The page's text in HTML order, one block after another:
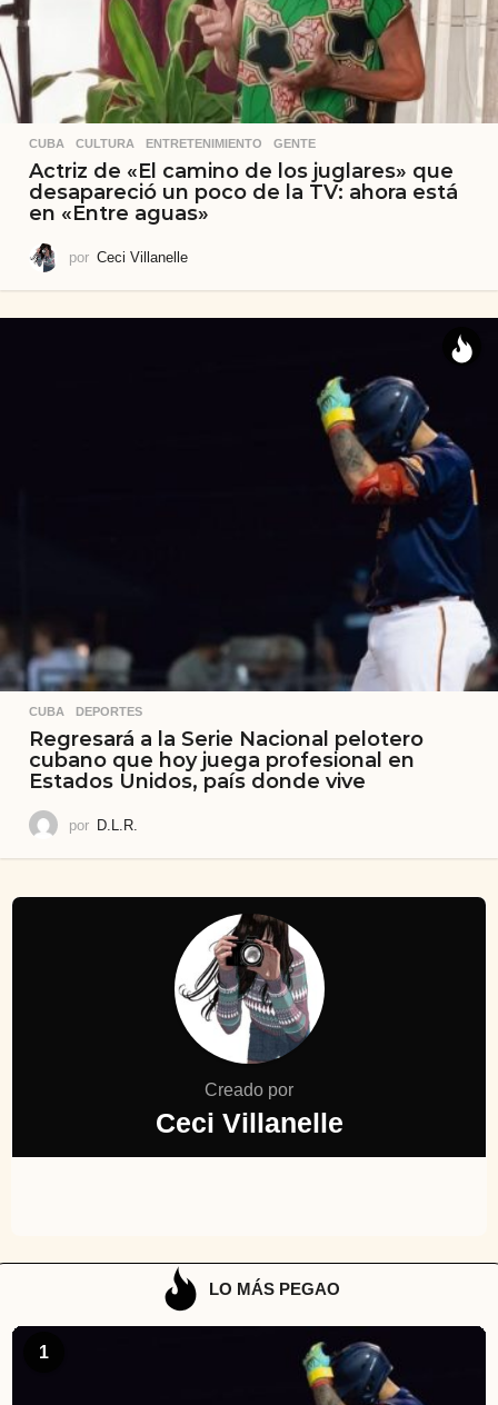
CUBA ,CULTURA ,ENTRETENIMIENTO ,GENTE
Actriz de «El camino de los juglares» que
desapareció un poco de la TV: ahora está
en «Entre aguas»
por Ceci Villanelle
CUBA ,DEPORTES
Regresará a la Serie Nacional pelotero
cubano que hoy juega profesional en
Estados Unidos, país donde vive
por D.L.R.
Creado por
Ceci Villanelle
LO MÁS PEGAO
1